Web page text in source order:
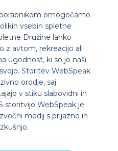
omogočamo
vsebin spletne
Družine lahko
z avtom, rekreacijo ali
ugodnost, ki so jo naši
Storitev WebSpeak
orodje, saj
v stiku slabovidni in
storitvijo WebSpeak je
medij s prijazno in